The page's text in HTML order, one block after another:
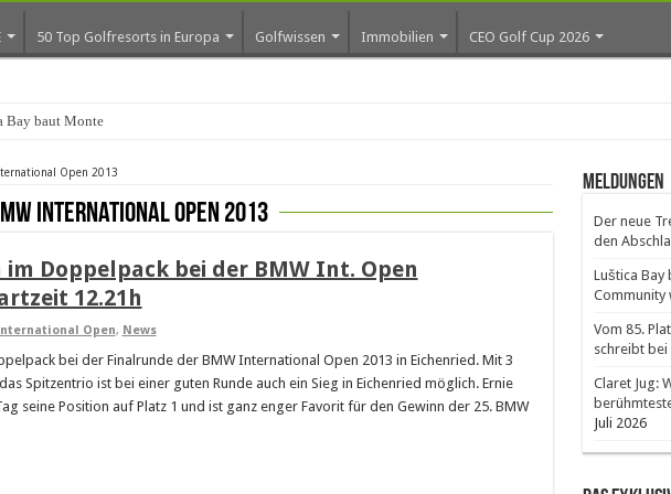
50 Top Golfresorts in Europa Golfwissen Immobilien CEO Golf Cup 2026
Bay baut Montenegros e
Open 2013
International Open 2013
im Doppelpack bei der BMW Int. Open
12.21h
Open, News
bei der Finalrunde der BMW International Open 2013 in Eichenried. Mit 3
Spitzentrio ist bei einer guten Runde auch ein Sieg in Eichenried möglich. Ernie
seine Position auf Platz 1 und ist ganz enger Favorit für den Gewinn der 25. BMW
Meldungen
Der neue
den
Luštica
Community
Vom 85.
schreibt bei
Claret Jug:
Juli 2026